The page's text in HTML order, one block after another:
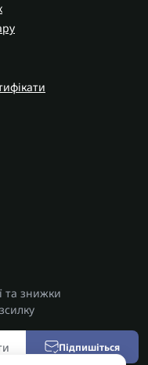
та знижки
Підпишіться